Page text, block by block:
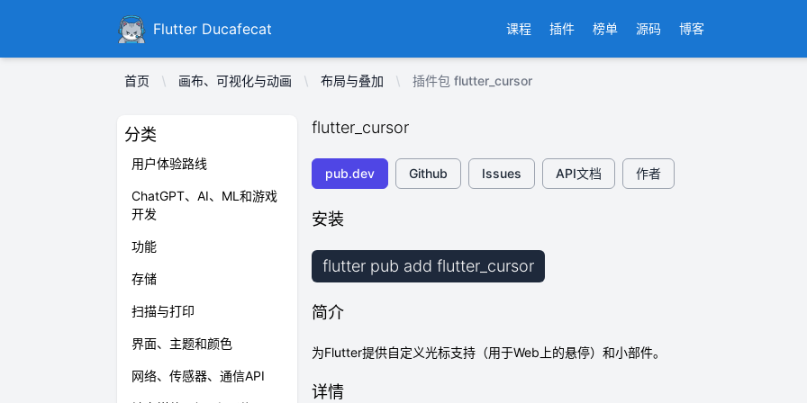
DucafecatFlutter Ducafecat 课程 插件 榜单 源码 博客
首页 画布、可视化与动画 布局与叠加 插件包 flutter_cursor
分类
用户体验路线
ChatGPT、AI、ML和游戏
开发
功能
存储
扫描与打印
界面、主题和颜色
网络、传感器、通信API
flutter_cursor
pub.dev Github Issues API文档 作者
安装
flutter pub add flutter_cursor
简介
为Flutter提供自定义光标支持（用于Web上的悬停）和小部件。
详情